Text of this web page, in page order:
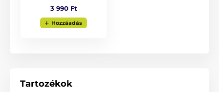
3 990 Ft
Hozzáadás
Tartozékok